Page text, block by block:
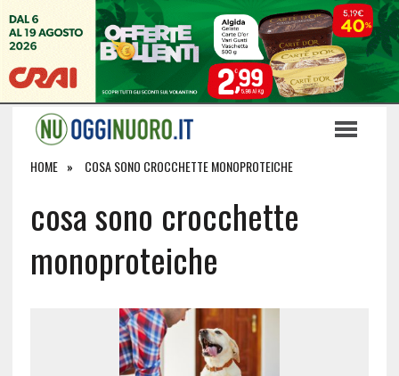
HOME COSA SONO CROCCHETTE MONOPROTEICHE
cosa sono crocchette
monoproteiche